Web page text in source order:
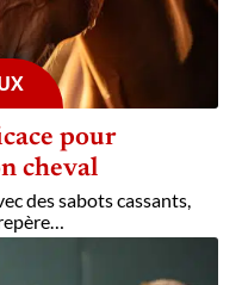
pour
cheval
des sabots cassants,
…